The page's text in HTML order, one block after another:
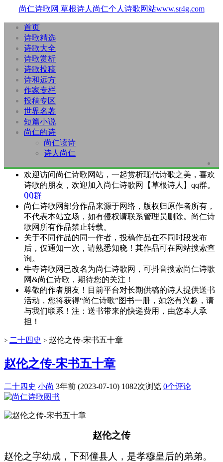
尚仁诗歌网 草根诗人尚仁个人诗歌网站www.sr4g.com
首页
诗歌精选
诗歌大全
诗歌赏析
诗歌投稿
诗和远方
作家专栏
投稿专区
世界名著
短篇小说
尚仁的诗
尚仁读诗
诗人尚仁
欢迎访问尚仁诗歌网站，一起赏析现代诗歌之美，喜欢
诗歌的朋友，欢迎加入尚仁诗歌网【草根诗人】qq群。
QQ群
尚仁诗歌网部分作品来源于网络，版权归原作者所有，
不代表本站立场，如有侵权请联系管理员删除。尚仁诗
歌网所有作品禁止转载。
关于不同作品的同一作者，投稿作品在不同时段发布
后，仅通知一次，请熟悉知晓！其作品可在网站搜索查
询。
牛寺诗歌网已改名为尚仁诗歌网，可抖音搜索尚仁诗歌
网&尚仁诗歌，期待您的关注！
尊敬的作者朋友！目前平台对长期供稿的诗人提供送书
活动，您将获得“尚仁诗歌”图书一册，如您有兴趣，请
与我们联系！注：送书带来的快递费用，由您本人承
担！
> 二十四史 > 赵伦之传-宋书五十章
赵伦之传-宋书五十章
二十四史 小尚 3年前 (2023-07-10) 1082次浏览 0个评论
赵伦之传
赵伦之字幼成，下邳僮县人，是孝穆皇后的弟弟。